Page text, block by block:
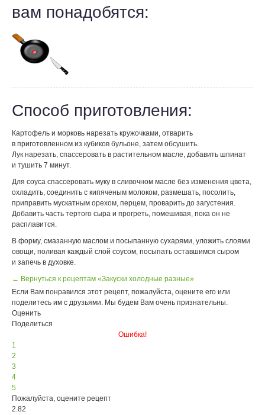
вам понадобятся:
Способ приготовления:
Картофель и морковь нарезать кружочками, отварить
в приготовленном из кубиков бульоне, затем обсушить.
Лук нарезать, спассеровать в растительном масле, добавить шпинат
и тушить 7 минут.
Для соуса спассеровать муку в сливочном масле без изменения цвета,
охладить, соединить с кипяченым молоком, размешать, посолить,
приправить мускатным орехом, перцем, проварить до загустения.
Добавить часть тертого сыра и прогреть, помешивая, пока он не
расплавится.
В форму, смазанную маслом и посыпанную сухарями, уложить слоями
овощи, поливая каждый слой соусом, посыпать оставшимся сыром
и запечь в духовке.
← Вернуться к рецептам «Закуски холодные разные»
Если Вам понравился этот рецепт, пожалуйста, оцените его или
поделитесь им с друзьями. Мы будем Вам очень признательны.
Оценить
Поделиться
Ошибка!
1
2
3
4
5
Пожалуйста, оцените рецепт
2.82